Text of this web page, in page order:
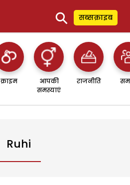
⚲ सब्सक्राइब
क्राइम
आपकी
समस्याएं
राजनीति
Ruhi